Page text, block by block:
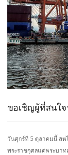
ขอเชิญผู้ที่สนใ
วันศุกร์ที่ 5 ตุลาคมนี้ สห
พระราชกุศลแด่พระบา